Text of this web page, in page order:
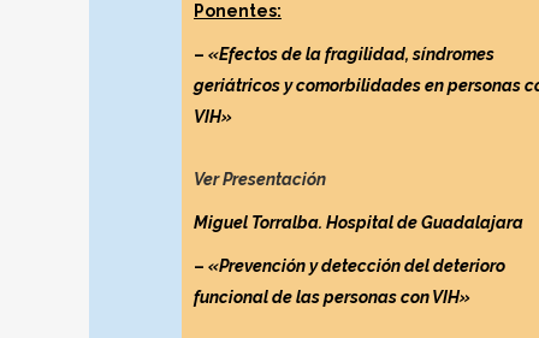
Ponentes:
– «Efectos de la fragilidad, síndromes
geriátricos y comorbilidades en personas
VIH»
Ver Presentación
Miguel Torralba. Hospital de Guadalajara
– «Prevención y detección del deterioro
funcional de las personas con VIH»